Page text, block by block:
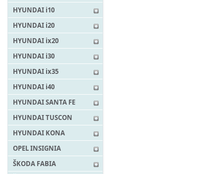
HYUNDAI i10
HYUNDAI i20
HYUNDAI ix20
HYUNDAI i30
HYUNDAI ix35
HYUNDAI i40
HYUNDAI SANTA FE
HYUNDAI TUSCON
HYUNDAI KONA
OPEL INSIGNIA
ŠKODA FABIA